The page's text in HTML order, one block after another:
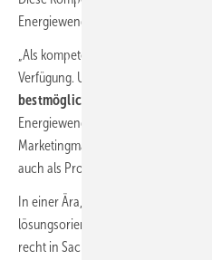
Energiewende-Konzepts
„Als kompetenter Großhändler
Verfügung. Unser Anspruch ist es, das
bestmöglich auszustatten.
Energiewende-Aktion das Haus
Marketingmanagerin Online und
auch als Projektleiterin rund um das
In einer Ära, in der sich alles immer
lösungsorientierte Denkansätze und
recht in Sachen